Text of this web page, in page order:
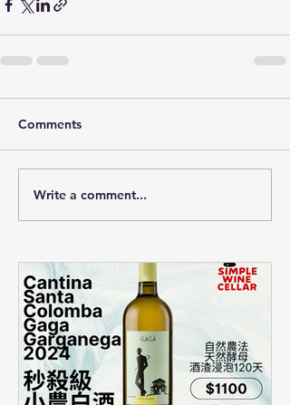
Comments
Write a comment...